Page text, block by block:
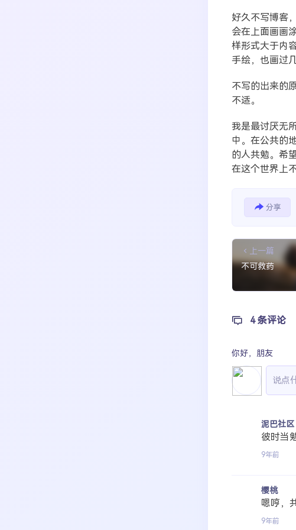
好久不写博客
会在上面画画
样形式大于内
手绘，也画过
不写的出来的
不适。
我是最讨厌无
中。在公共的
的人共勉。希
在这个世界上不
分享
上一篇
不可救药
4 条评论
你好， 朋友
泥巴社区
彼时当
9年前
樱桃
嗯哼，
9年前